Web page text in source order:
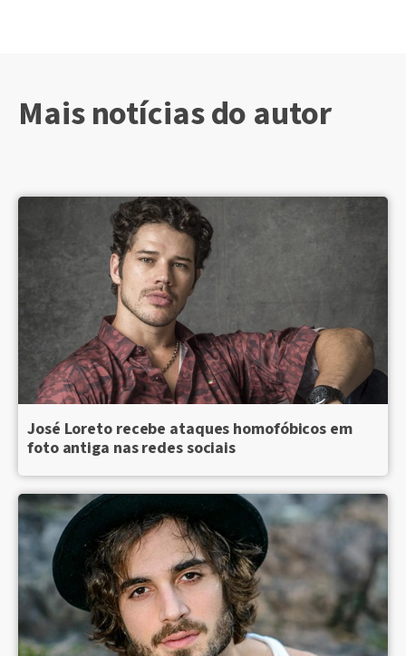
Mais notícias do autor
José Loreto recebe ataques homofóbicos em
foto antiga nas redes sociais